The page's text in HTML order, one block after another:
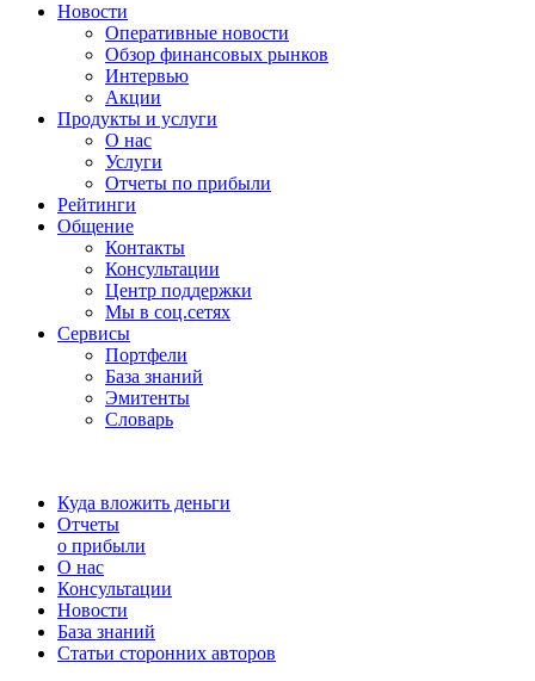
Новости
Оперативные новости
Обзор финансовых рынков
Интервью
Акции
Продукты и услуги
О нас
Услуги
Отчеты по прибыли
Рейтинги
Общение
Контакты
Консультации
Центр поддержки
Мы в соц.сетях
Сервисы
Портфели
База знаний
Эмитенты
Словарь
Куда вложить деньги
Отчеты
о прибыли
О нас
Консультации
Новости
База знаний
Статьи сторонних авторов